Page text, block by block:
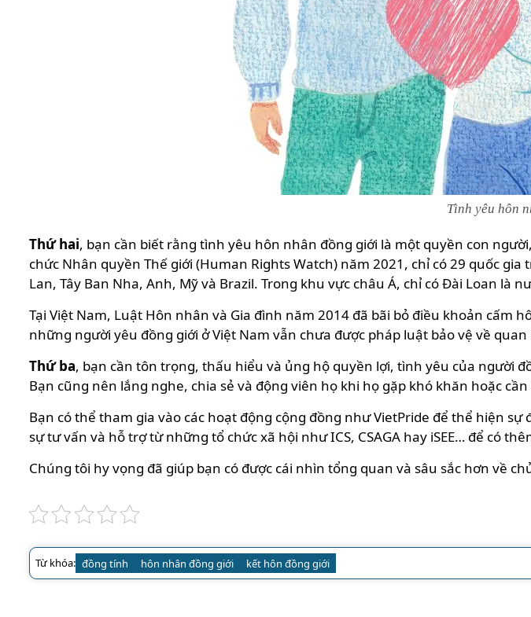
Tình yêu hôn
Thứ hai, bạn cần biết rằng tình yêu hôn nhân đồng giới là một quyền con
chức Nhân quyền Thế giới (Human Rights Watch) năm 2021, chỉ có 29 quốc
Lan, Tây Ban Nha, Anh, Mỹ và Brazil. Trong khu vực châu Á, chỉ có Đài Loan
Tại Việt Nam, Luật Hôn nhân và Gia đình năm 2014 đã bãi bỏ điều khoản
những người yêu đồng giới ở Việt Nam vẫn chưa được pháp luật bảo vệ về
Thứ ba, bạn cần tôn trọng, thấu hiểu và ủng hộ quyền lợi, tình yêu của người
Bạn cũng nên lắng nghe, chia sẻ và động viên họ khi họ gặp khó khăn hoặc cần
Bạn có thể tham gia vào các hoạt động cộng đồng như VietPride để thể hiện
sự tư vấn và hỗ trợ từ những tổ chức xã hội như ICS, CSAGA hay iSEE… để có
Chúng tôi hy vọng đã giúp bạn có được cái nhìn tổng quan và sâu sắc hơn về
Từ khóa: đồng tính hôn nhân đồng giới kết hôn đồng giới